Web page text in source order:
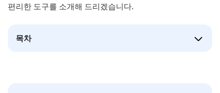
편리한 도구를 소개해 드리겠습니다.
목차